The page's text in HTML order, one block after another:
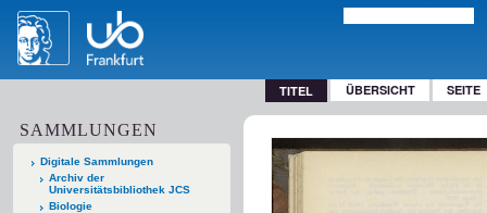
TITEL ÜBERSICHT SEITE
SAMMLUNGEN
Digitale Sammlungen
Archiv der
Universitätsbibliothek JCS
Biologie